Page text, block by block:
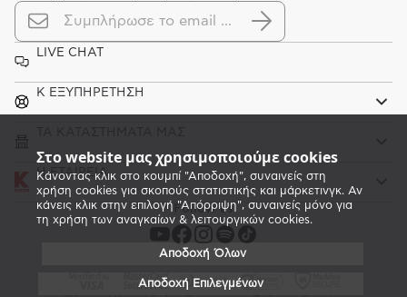
Στο website μας χρησιμοποιούμε cookies
Κάνοντας κλικ στο κουμπί "Αποδοχή", συναινείς στη
χρήση cookies για σκοπούς στατιστικής και μάρκετινγκ. Αν
κάνεις κλικ στην επιλογή "Απόρριψη", συναινείς μόνο για
τη χρήση των αναγκαίων & λειτουργικών cookies.
Αποδοχή Όλων
Αποδοχή Επιλεγμένων
LIVE CHAT
K ΕΞΥΠΗΡΕΤΗΣΗ
Η ΕΤΑΙΡΕΙΑ
Follow us